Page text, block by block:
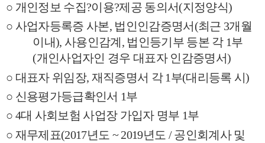
○ 개인정보 수집?이용?제공 동의서(지정양식)
○ 사업자등록증 사본, 법인인감증명서 (최근 3개월
이내), 사용인감계 , 법인등기부 등본 각 1부
(개인사업자인 경우 대표자 인감증명서)
○ 대표자 위임장, 재직증명서 각1부(대리등록 시)
○ 신용평가등급확인서 1부
○ 4대 사회보험 사업장 가입자 명부 1부
○ 재무제표(2017년도 ~ 2019년도 /공인회계사 및